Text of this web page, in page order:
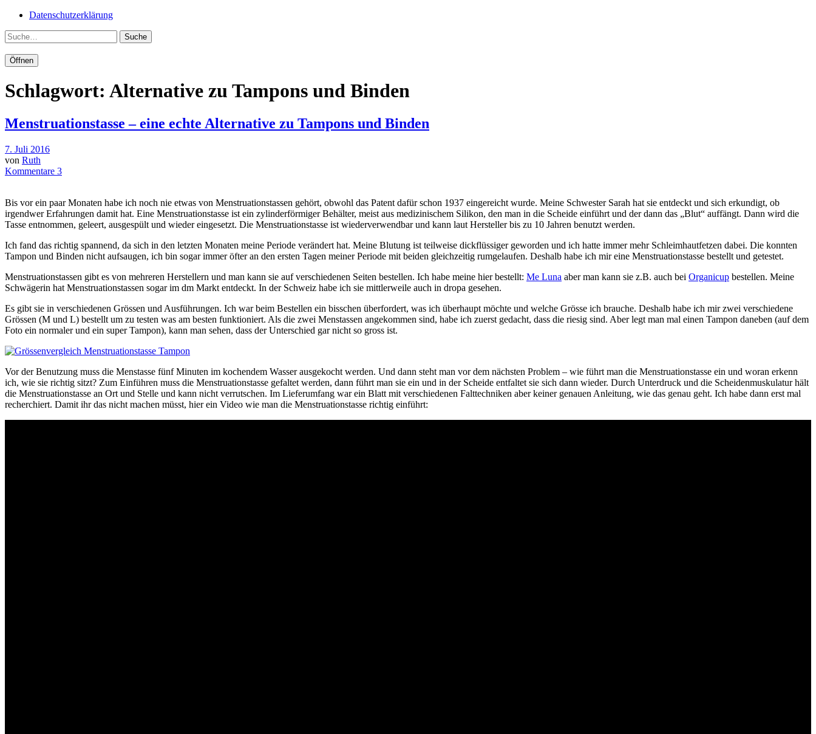
Datenschutzerklärung
Suche
Öffnen
Schlagwort: Alternative zu Tampons und Binden
Menstruationstasse – eine echte Alternative zu Tampons und Binden
7. Juli 2016
von Ruth
Kommentare 3
Bis vor ein paar Monaten habe ich noch nie etwas von Menstruationstassen gehört, obwohl das Patent dafür schon 1937 eingereicht wurde. Meine Schwester Sarah hat sie entdeckt und sich erkundigt, ob
irgendwer Erfahrungen damit hat. Eine Menstruationstasse ist ein zylinderförmiger Behälter, meist aus medizinischem Silikon, den man in die Scheide einführt und der dann das „Blut“ auffängt. Dann wird die
Tasse entnommen, geleert, ausgespült und wieder eingesetzt. Die Menstruationstasse ist wiederverwendbar und kann laut Hersteller bis zu 10 Jahren benutzt werden.
Ich fand das richtig spannend, da sich in den letzten Monaten meine Periode verändert hat. Meine Blutung ist teilweise dickflüssiger geworden und ich hatte immer mehr Schleimhautfetzen dabei. Die konnten
Tampon und Binden nicht aufsaugen, ich bin sogar immer öfter an den ersten Tagen meiner Periode mit beiden gleichzeitig rumgelaufen. Deshalb habe ich mir eine Menstruationstasse bestellt und getestet.
Menstruationstassen gibt es von mehreren Herstellern und man kann sie auf verschiedenen Seiten bestellen. Ich habe meine hier bestellt: Me Luna aber man kann sie z.B. auch bei Organicup bestellen. Meine
Schwägerin hat Menstruationstassen sogar im dm Markt entdeckt. In der Schweiz habe ich sie mittlerweile auch in dropa gesehen.
Es gibt sie in verschiedenen Grössen und Ausführungen. Ich war beim Bestellen ein bisschen überfordert, was ich überhaupt möchte und welche Grösse ich brauche. Deshalb habe ich mir zwei verschiedene
Grössen (M und L) bestellt um zu testen was am besten funktioniert. Als die zwei Menstassen angekommen sind, habe ich zuerst gedacht, dass die riesig sind. Aber legt man mal einen Tampon daneben (auf dem
Foto ein normaler und ein super Tampon), kann man sehen, dass der Unterschied gar nicht so gross ist.
Vor der Benutzung muss die Menstasse fünf Minuten im kochendem Wasser ausgekocht werden. Und dann steht man vor dem nächsten Problem – wie führt man die Menstruationstasse ein und woran erkenn
ich, wie sie richtig sitzt? Zum Einführen muss die Menstruationstasse gefaltet werden, dann führt man sie ein und in der Scheide entfaltet sie sich dann wieder. Durch Unterdruck und die Scheidenmuskulatur hält
die Menstruationstasse an Ort und Stelle und kann nicht verrutschen. Im Lieferumfang war ein Blatt mit verschiedenen Falttechniken aber keiner genauen Anleitung, wie das genau geht. Ich habe dann erst mal
recherchiert. Damit ihr das nicht machen müsst, hier ein Video wie man die Menstruationstasse richtig einführt: